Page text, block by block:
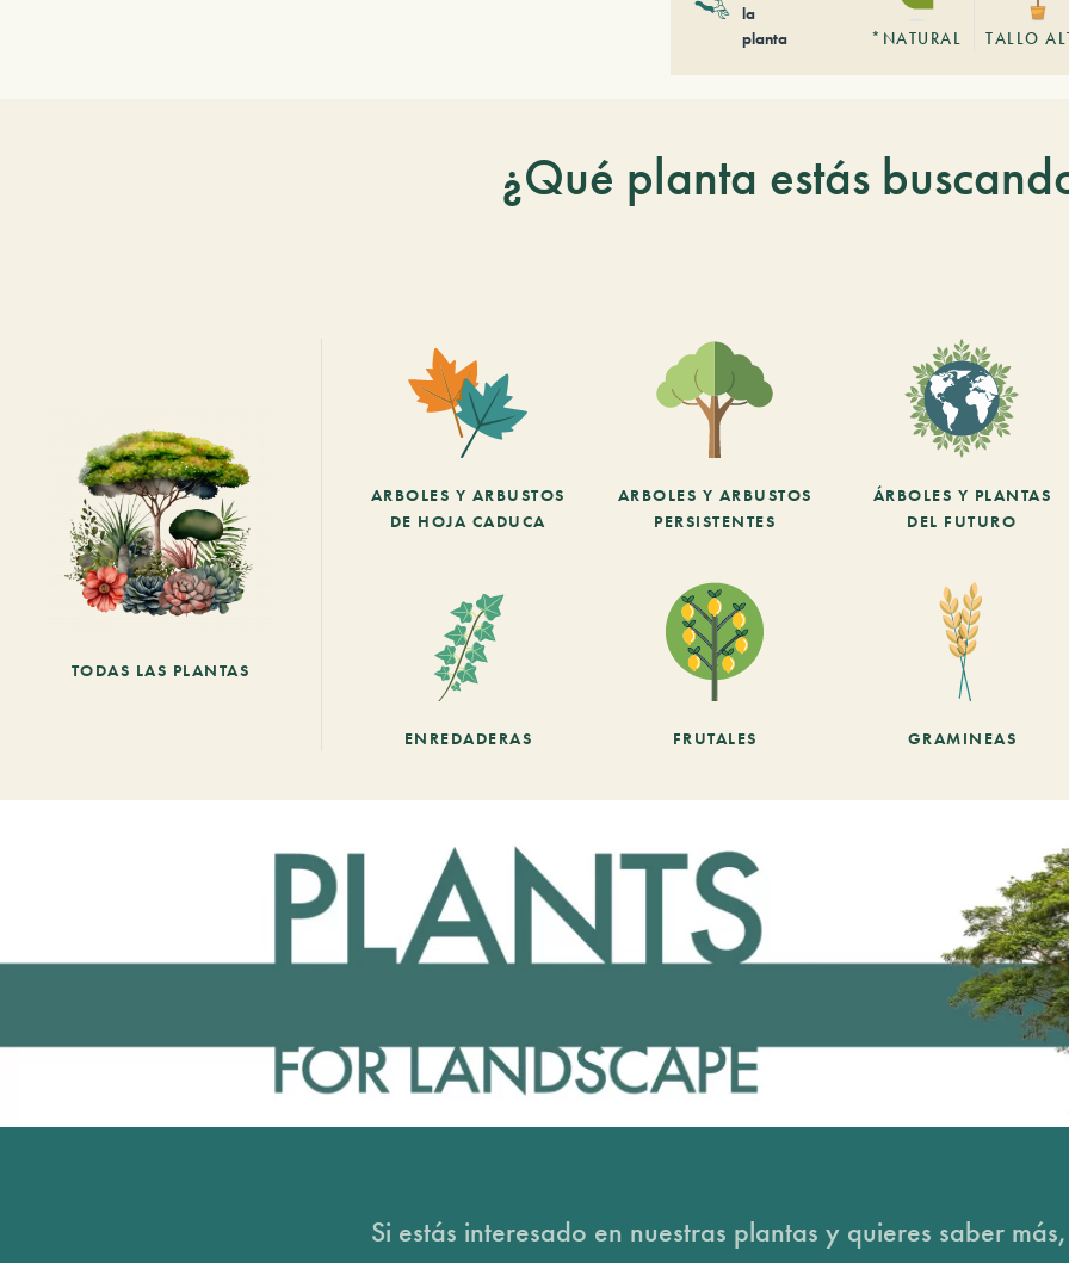
la
planta
*NATURAL TALLO
¿Qué planta estás
TODAS LAS PLANTAS
ARBOLES Y ARBUSTOS
DE HOJA CADUCA
ARBOLES Y ARBUSTOS
PERSISTENTES
ÁRBOLES Y PLANTAS
DEL FUTURO
ENREDADERAS FRUTALES GRAMINEAS
Si estás interesado en nuestras plantas y quieres saber